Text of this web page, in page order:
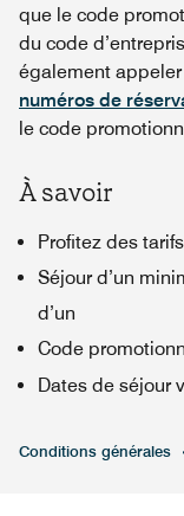
que le code
du code
également
numéros de
le code
À savoir
Profitez des
Séjour d’un
d’un
Code
Dates de séjour
Conditions générales